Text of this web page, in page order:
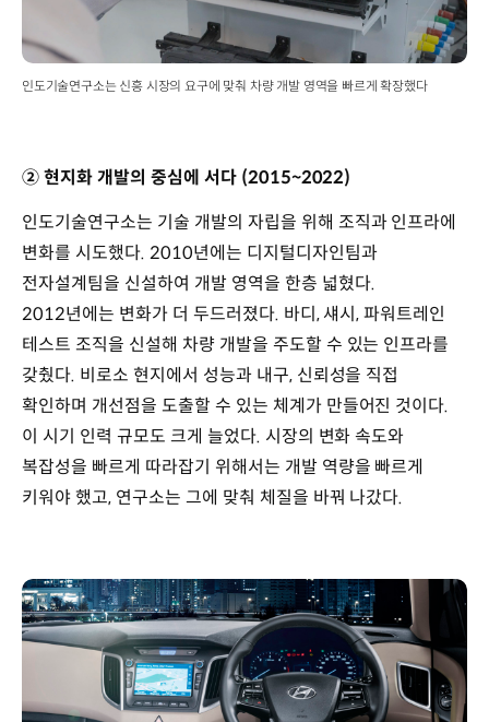
인도기술연구소는 신흥 시장의 요구에 맞춰 차량 개발 영역을 빠르게 확장했다
② 현지화 개발의 중심에 서다 (2015~2022)
인도기술연구소는 기술 개발의 자립을 위해 조직과 인프라에
변화를 시도했다. 2010년에는 디지털디자인팀과
전자설계팀을 신설하여 개발 영역을 한층 넓혔다.
2012년에는 변화가 더 두드러졌다. 바디, 섀시, 파워트레인
테스트 조직을 신설해 차량 개발을 주도할 수 있는 인프라를
갖췄다. 비로소 현지에서 성능과 내구, 신뢰성을 직접
확인하며 개선점을 도출할 수 있는 체계가 만들어진 것이다.
이 시기 인력 규모도 크게 늘었다. 시장의 변화 속도와
복잡성을 빠르게 따라잡기 위해서는 개발 역량을 빠르게
키워야 했고, 연구소는 그에 맞춰 체질을 바꿔 나갔다.